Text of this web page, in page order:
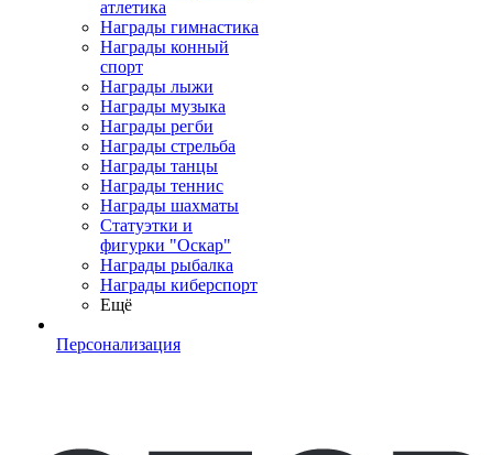
атлетика
Награды гимнастика
Награды конный
спорт
Награды лыжи
Награды музыка
Награды регби
Награды стрельба
Награды танцы
Награды теннис
Награды шахматы
Статуэтки и
фигурки "Оскар"
Награды рыбалка
Награды киберспорт
Ещё
Персонализация